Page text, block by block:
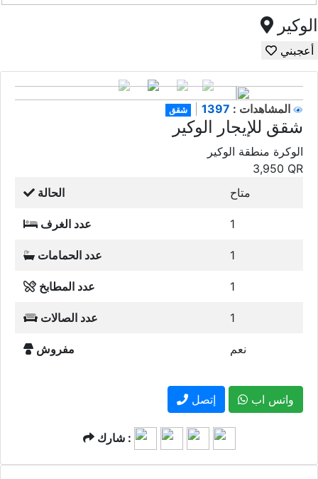
الوكير
أعجبني
شقق المشاهدات :
شقق للإيجار الوكير
الوكرة منطقة الوكير
3,950 QR
الحالة
متاح
عدد الغرف 1
عدد الحمامات 1
عدد المطابخ 1
عدد الصالات 1
مفروش نعم
إتصل واتس اب
شارك :